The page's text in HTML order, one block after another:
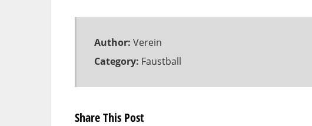
Author: Verein
Category: Faustball
Share This Post